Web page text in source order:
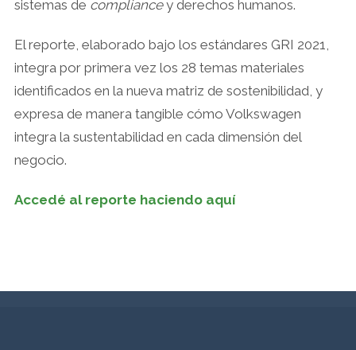
sistemas de compliancey derechos humanos.
El reporte, elaborado bajo los estándares GRI 2021,
integra por primera vez los 28 temas materiales
identificados en la nueva matriz de sostenibilidad, y
expresa de manera tangible cómo Volkswagen
integra la sustentabilidad en cada dimensión del
negocio.
Accedé al reporte haciendo aquí